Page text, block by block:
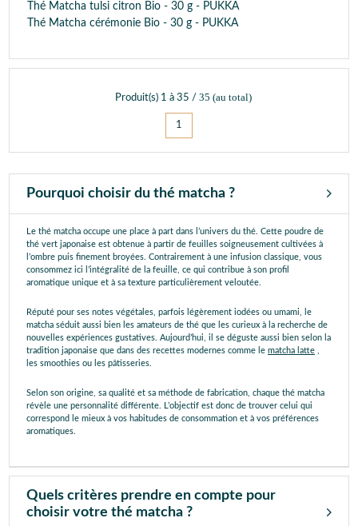
Thé Matcha tulsi citron Bio - 30 g - PUKKA
Thé Matcha cérémonie Bio - 30 g - PUKKA
Produit(s) 1 à 35 / 35 (au total)
1
Pourquoi choisir du thé matcha ?
Le thé matcha occupe une place à part dans l’univers du thé. Cette poudre de
thé vert japonaise est obtenue à partir de feuilles soigneusement cultivées à
l’ombre puis finement broyées. Contrairement à une infusion classique, vous
consommez ici l’intégralité de la feuille, ce qui contribue à son profil
aromatique unique et à sa texture particulièrement veloutée.
Réputé pour ses notes végétales, parfois légèrement iodées ou umami, le
matcha séduit aussi bien les amateurs de thé que les curieux à la recherche de
nouvelles expériences gustatives. Aujourd’hui, il se déguste aussi bien selon la
tradition japonaise que dans des recettes modernes comme le matcha latte ,
les smoothies ou les pâtisseries.
Selon son origine, sa qualité et sa méthode de fabrication, chaque thé matcha
révèle une personnalité différente. L’objectif est donc de trouver celui qui
correspond le mieux à vos habitudes de consommation et à vos préférences
aromatiques.
Quels critères prendre en compte pour
choisir votre thé matcha ?